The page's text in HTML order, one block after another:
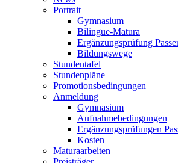
Portrait
Gymnasium
Bilingue-Matura
Ergänzungsprüfung
Bildungswege
Stundentafel
Stundenpläne
Promotionsbedingungen
Anmeldung
Gymnasium
Aufnahmebedingungen
Ergänzungsprüfungen
Kosten
Maturaarbeiten